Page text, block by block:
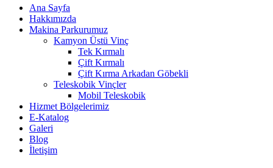
Ana Sayfa
Hakkımızda
Makina Parkurumuz
Kamyon Üstü Vinç
Tek Kırmalı
Çift Kırmalı
Çift Kırma Arkadan Göbekli
Teleskobik Vinçler
Mobil Teleskobik
Hizmet Bölgelerimiz
E-Katalog
Galeri
Blog
İletişim